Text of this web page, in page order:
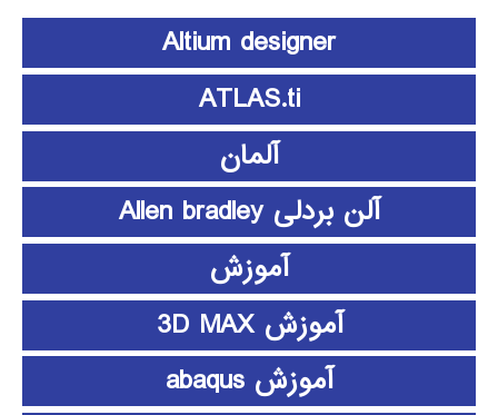
Altium designer
ATLAS.ti
آلمان
آلن بردلی Allen bradley
آموزش
آموزش 3D MAX
آموزش abaqus